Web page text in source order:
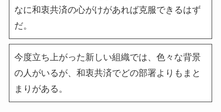
なに和衷共済の心がけがあれば克服できるはず
だ。
今度立ち上がった新しい組織では、色々な背景
の人がいるが、和衷共済でどの部署よりもまと
まりがある。